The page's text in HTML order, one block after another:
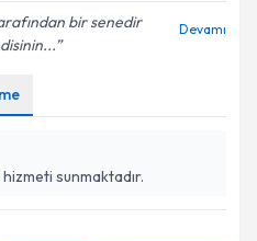
bir senedir
Devamı
sunmaktadır.